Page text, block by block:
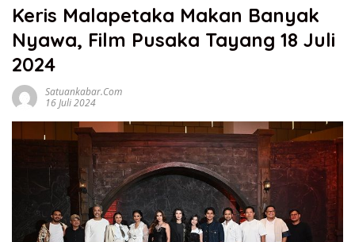
Keris Malapetaka Makan Banyak
Nyawa, Film Pusaka Tayang 18 Juli
2024
Satuankabar.com
16 Juli 2024